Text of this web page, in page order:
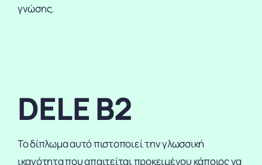
γνώσης.
DELE B2
Το δίπλωμα αυτό πιστοποιεί την γλωσσική
ικανότητα που απαιτείται προκειμένου κάποιος να